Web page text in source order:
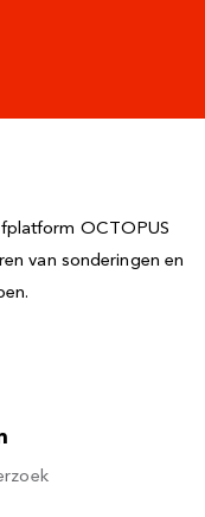
OCTOPUS
van sonderingen en